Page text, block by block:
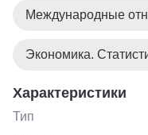
Экономика.
Характеристики
Тип